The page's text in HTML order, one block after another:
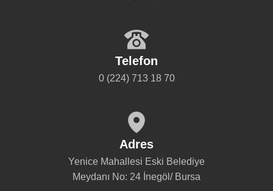
Telefon
0 (224) 713 18 70
Adres
Yenice Mahallesi Eski Belediye
Meydanı No: 24 İnegöl/ Bursa